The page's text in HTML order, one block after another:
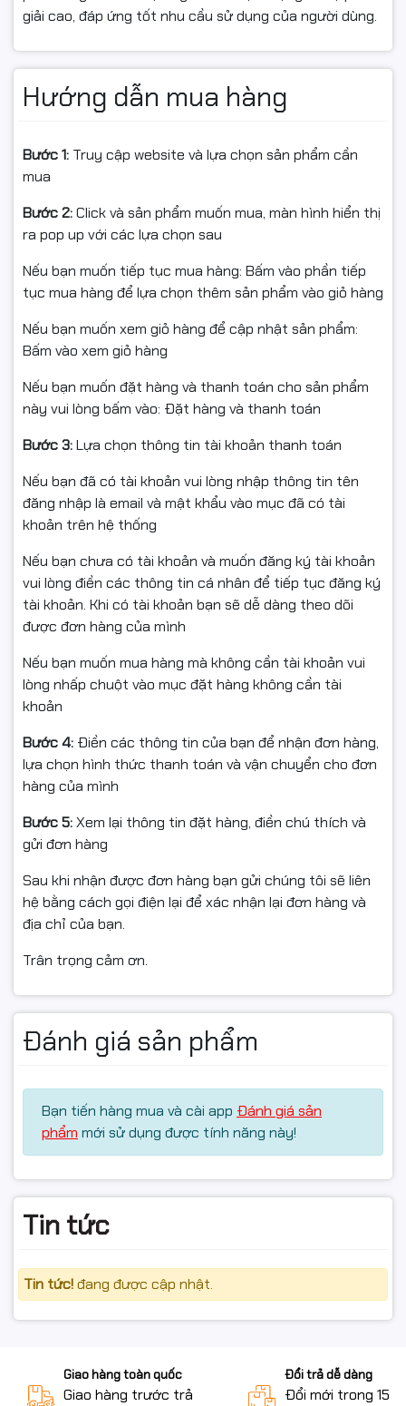
giải cao, đáp ứng tốt nhu cầu sử dụng của người dùng.
Hướng dẫn mua hàng
Bước 1: Truy cập website và lựa chọn sản phẩm cần
mua
Bước 2:Click và sản phẩm muốn mua, màn hình hiển thị
ra pop up với các lựa chọn sau
Nếu bạn muốn tiếp tục mua hàng: Bấm vào phần tiếp
tục mua hàng để lựa chọn thêm sản phẩm vào giỏ hàng
Nếu bạn muốn xem giỏ hàng để cập nhật sản phẩm:
Bấm vào xem giỏ hàng
Nếu bạn muốn đặt hàng và thanh toán cho sản phẩm
này vui lòng bấm vào: Đặt hàng và thanh toán
Bước 3:Lựa chọn thông tin tài khoản thanh toán
Nếu bạn đã có tài khoản vui lòng nhập thông tin tên
đăng nhập là email và mật khẩu vào mục đã có tài
khoản trên hệ thống
Nếu bạn chưa có tài khoản và muốn đăng ký tài khoản
vui lòng điền các thông tin cá nhân để tiếp tục đăng ký
tài khoản. Khi có tài khoản bạn sẽ dễ dàng theo dõi
được đơn hàng của mình
Nếu bạn muốn mua hàng mà không cần tài khoản vui
lòng nhấp chuột vào mục đặt hàng không cần tài
khoản
Bước 4: Điền các thông tin của bạn để nhận đơn hàng,
lựa chọn hình thức thanh toán và vận chuyển cho đơn
hàng của mình
Bước 5:Xem lại thông tin đặt hàng, điền chú thích và
gửi đơn hàng
Sau khi nhận được đơn hàng bạn gửi chúng tôi sẽ liên
hệ bằng cách gọi điện lại để xác nhận lại đơn hàng và
địa chỉ của bạn.
Trân trọng cảm ơn.
Đánh giá sản phẩm
Bạn tiến hàng mua và cài app Đánh giá sản
phẩm mới sử dụng được tính năng này!
Tin tức
Tin tức!đang được cập nhật.
Giao hàng toàn quốc
Giao hàng trước trả
Đổi trả dễ dàng
Đổi mới trong 15